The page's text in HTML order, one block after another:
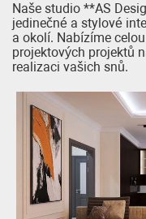
Naše studio **AS
jedinečné a stylové
a okolí. Nabízíme
projektových projektů
realizaci vašich snů.